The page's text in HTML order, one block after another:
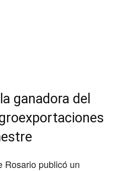
ganadora del
Rosario publicó un